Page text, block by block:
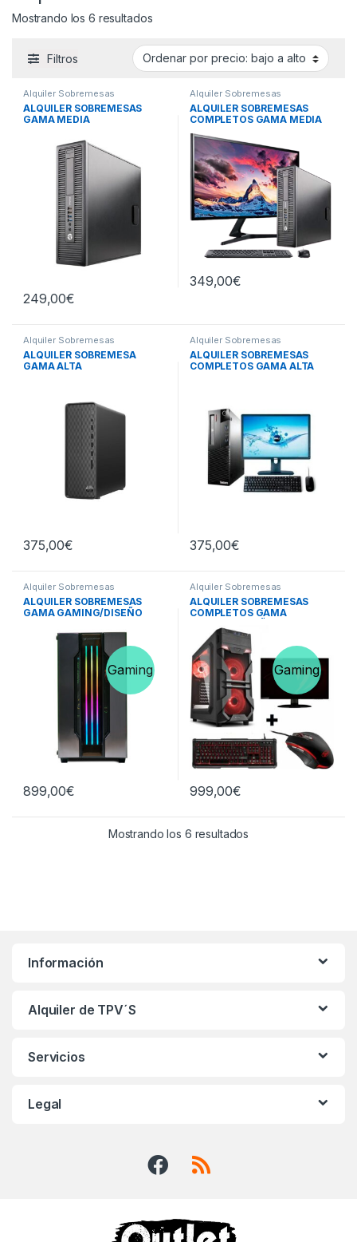
Mostrando los 6 resultadosOrdenado por precio: bajo a alto
Filtros
Alquiler Sobremesas
ALQUILER SOBREMESAS
GAMA MEDIA
249,00€
Alquiler Sobremesas
ALQUILER SOBREMESAS
COMPLETOS GAMA MEDIA
349,00€
Alquiler Sobremesas
ALQUILER SOBREMESA
GAMA ALTA
375,00€
Alquiler Sobremesas
ALQUILER SOBREMESAS
COMPLETOS GAMA ALTA
375,00€
Alquiler Sobremesas
Gaming
ALQUILER SOBREMESAS
GAMA GAMING/DISEÑO
899,00€
Alquiler Sobremesas
Gaming
ALQUILER SOBREMESAS
COMPLETOS GAMA
999,00€
Mostrando los 6 resultados
Información
Alquiler de TPV´S
Servicios
Legal